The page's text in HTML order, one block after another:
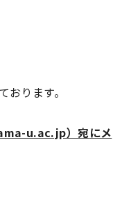
おります。
u.ac.jp）宛にメ